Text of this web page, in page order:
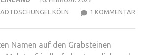
1 KOMMENTAR
KÖLN
Namen auf den Grabsteinen